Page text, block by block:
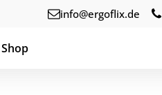
info@ergoflix.de
Shop